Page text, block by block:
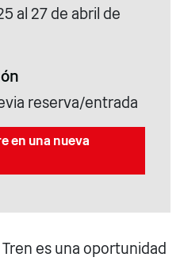
al 27 de abril de
reserva/entrada
en una nueva
es una oportunidad